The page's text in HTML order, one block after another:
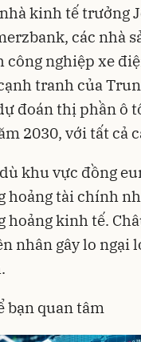
kinh tế trưởng
các nhà
công nghiệp xe
tranh của
đoán thị phần ô
2030, với tất cả
khu vực đồng
hoảng tài chính
hoảng kinh tế.
nhân gây lo ngại
bạn quan tâm